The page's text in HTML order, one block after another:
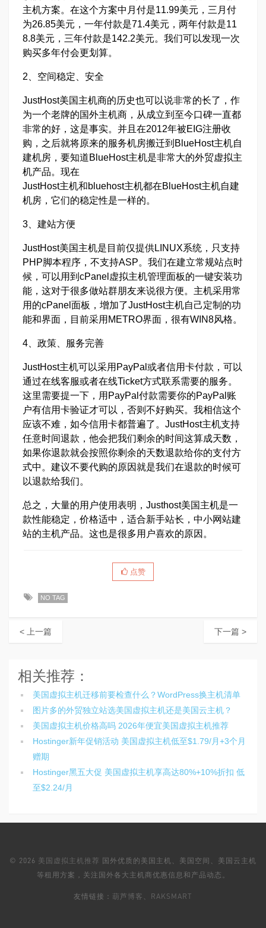
主机方案。在这个方案中月付是11.99美元，三月付
为26.85美元，一年付款是71.4美元，两年付款是11
8.8美元，三年付款是142.2美元。我们可以发现一次
购买多年付会更划算。
2、空间稳定、安全
JustHost美国主机商的历史也可以说非常的长了，作
为一个老牌的国外主机商，从成立到至今口碑一直都
非常的好，这是事实。并且在2012年被EIG注册收
购，之后就将原来的服务机房搬迁到BlueHost主机自
建机房，要知道BlueHost主机是非常大的外贸虚拟主
机产品。现在
JustHost主机和bluehost主机都在BlueHost主机自建
机房，它们的稳定性是一样的。
3、建站方便
JustHost美国主机是目前仅提供LINUX系统，只支持
PHP脚本程序，不支持ASP。我们在建立常规站点时
候，可以用到cPanel虚拟主机管理面板的一键安装功
能，这对于很多做站群朋友来说很方便。主机采用常
用的cPanel面板，增加了JustHost主机自己定制的功
能和界面，目前采用METRO界面，很有WIN8风格。
4、政策、服务完善
JustHost主机可以采用PayPal或者信用卡付款，可以
通过在线客服或者在线Ticket方式联系需要的服务。
这里需要提一下，用PayPal付款需要你的PayPal账
户有信用卡验证才可以，否则不好购买。我相信这个
应该不难，如今信用卡都普遍了。JustHost主机支持
任意时间退款，他会把我们剩余的时间这算成天数，
如果你退款就会按照你剩余的天数退款给你的支付方
式中。建议不要代购的原因就是我们在退款的时候可
以退款给我们。
总之，大量的用户使用表明，Justhost美国主机是一
款性能稳定，价格适中，适合新手站长，中小网站建
站的主机产品。这也是很多用户喜欢的原因。
点赞
NO TAG
< 上一篇 下一篇 >
相关推荐：
美国虚拟主机迁移前要检查什么？WordPress换主机清单
图片多的外贸独立站选美国虚拟主机还是美国云主机？
美国虚拟主机价格高吗 2026年便宜美国虚拟主机推荐
Hostinger新年促销活动 美国虚拟主机低至$1.79/月+3个月
赠期
Hostinger黑五大促 美国虚拟主机享高达80%+10%折扣 低
至$2.24/月
© 2026 美国虚拟主机推荐 国外优质的美国主机、美国空间、美国云主机
等租用方案，关注国外各大主机商优惠信息和产品动态。
友情链接： 葫芦博客 RAKSMART